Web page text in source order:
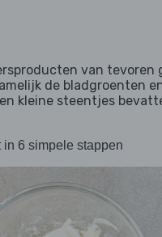
van tevoren
de bladgroenten
kleine steentjes
in 6 simpele stappen